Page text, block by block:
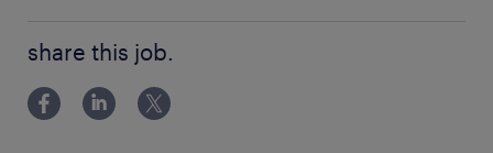
家族手当：※福利厚生その他欄参照
社会保険：社会保険完備
退職金制度：企業型確定拠出年金※企業からの拠
年以上 ＜歓迎スキル/経験＞ ・スタートアップ企業 / 上
場企業での就業経験 ・マネジメント経験がある方
share this job.